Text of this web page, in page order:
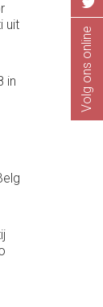
uit
in
Volg ons online